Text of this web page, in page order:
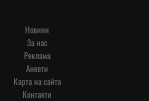
Новини
За нас
Реклама
Анкети
Карта на сайта
Контакти